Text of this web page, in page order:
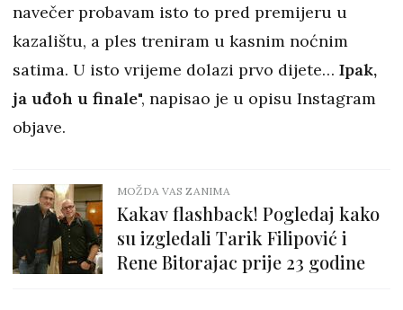
navečer probavam isto to pred premijeru u
kazalištu, a ples treniram u kasnim noćnim
satima. U isto vrijeme dolazi prvo dijete… Ipak,
ja uđoh u finale", napisao je u opisu Instagram
objave.
MOŽDA VAS ZANIMA
Kakav flashback! Pogledaj kako
su izgledali Tarik Filipović i
Rene Bitorajac prije 23 godine